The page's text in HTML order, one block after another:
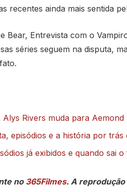
recentes ainda mais sentida
Bear, Entrevista com o
séries seguem na disputa,
Rivers muda para Aemond
episódios e a história por trás
já exibidos e quando sai o
no 365Filmes. A